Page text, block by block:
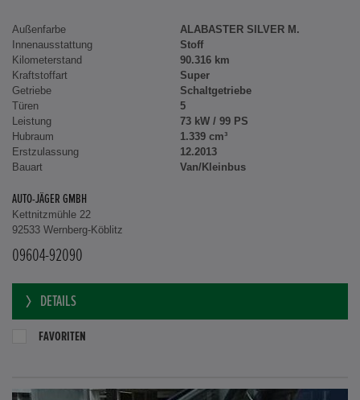
Außenfarbe
ALABASTER SILVER M.
Innenausstattung
Stoff
Kilometerstand
90.316 km
Kraftstoffart
Super
Getriebe
Schaltgetriebe
Türen
5
Leistung
73 kW / 99 PS
Hubraum
1.339 cm³
Erstzulassung
12.2013
Bauart
Van/Kleinbus
AUTO-JÄGER GMBH
Kettnitzmühle 22
92533 Wernberg-Köblitz
09604-92090
DETAILS
FAVORITEN